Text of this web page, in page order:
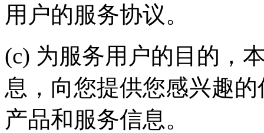
用户的服务协议。
(c) 为服务用户的目的，
息，向您提供您感兴趣
产品和服务信息。